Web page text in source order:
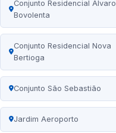
Conjunto Residencial Álvaro
Bovolenta
Conjunto Residencial Nova
Bertioga
Conjunto São Sebastião
Jardim Aeroporto